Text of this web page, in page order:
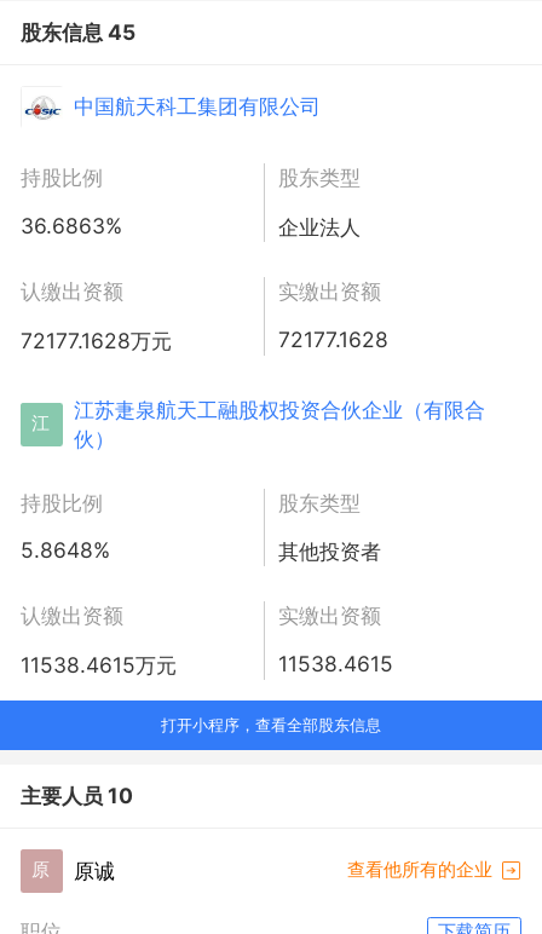
股东信息 45
中国航天科工集团有限公司
持股比例
36.6863%
股东类型
企业法人
认缴出资额
72177.1628万元
实缴出资额
72177.1628
江
江苏疌泉航天工融股权投资合伙企业（有限合
伙）
持股比例
5.8648%
股东类型
其他投资者
认缴出资额
11538.4615万元
实缴出资额
11538.4615
打开小程序，查看全部股东信息
主要人员 10
原 原诚 查看他所有的企业